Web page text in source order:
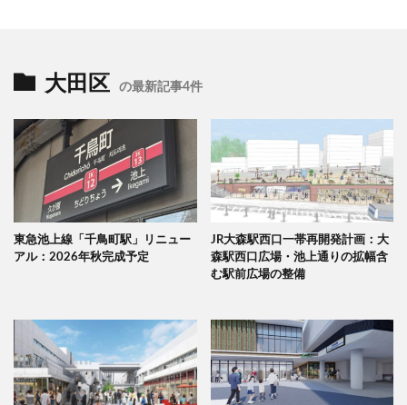
大田区 の最新記事4件
東急池上線「千鳥町駅」リニュー
アル：2026年秋完成予定
JR大森駅西口一帯再開発計画：大
森駅西口広場・池上通りの拡幅含
む駅前広場の整備